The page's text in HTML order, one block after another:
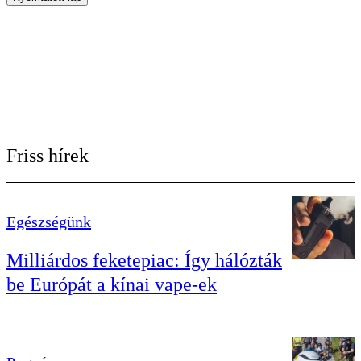
Friss hírek
Egészségünk
Milliárdos feketepiac: Így hálózták
be Európát a kínai vape-ek